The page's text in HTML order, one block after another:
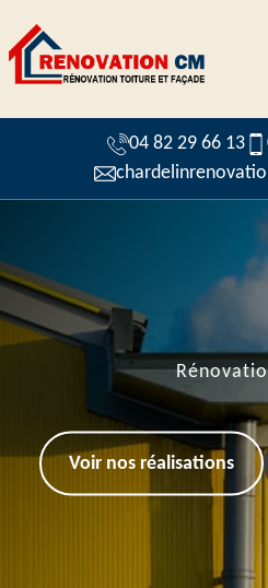
04 82 29 66 13
Voir nos réalisations